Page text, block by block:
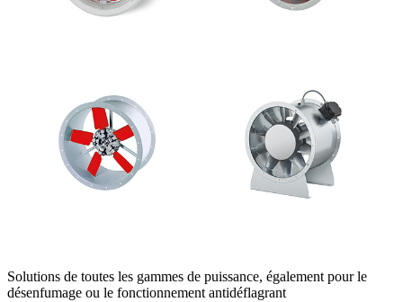
Solutions de toutes les gammes de puissance, également pour le
désenfumage ou le fonctionnement antidéflagrant